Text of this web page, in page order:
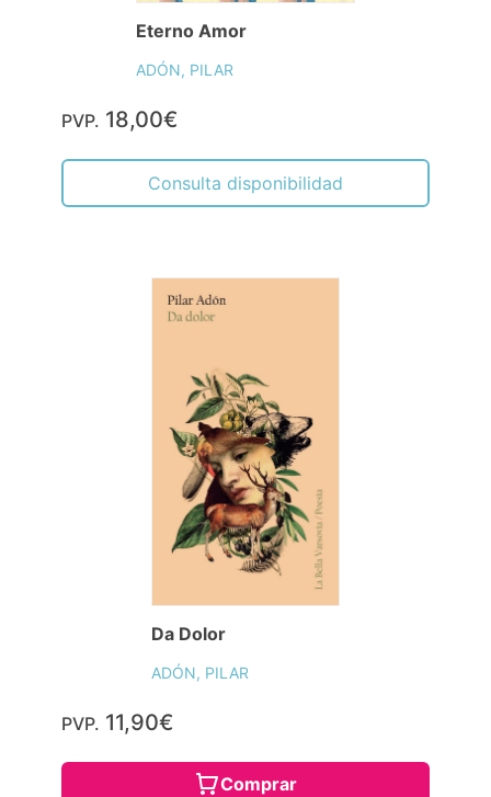
Eterno Amor
ADÓN, PILAR
PVP. 18,00€
Consulta disponibilidad
Da Dolor
ADÓN, PILAR
PVP. 11,90€
Comprar